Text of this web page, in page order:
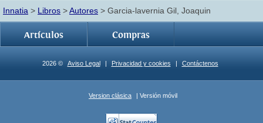
Innatia > Libros >Autores > Garcia-lavernia Gil, Joaquin
Artículos Compras
2026 © Aviso Legal | Privacidad y cookies | Contáctenos
Version clásica | Versión móvil